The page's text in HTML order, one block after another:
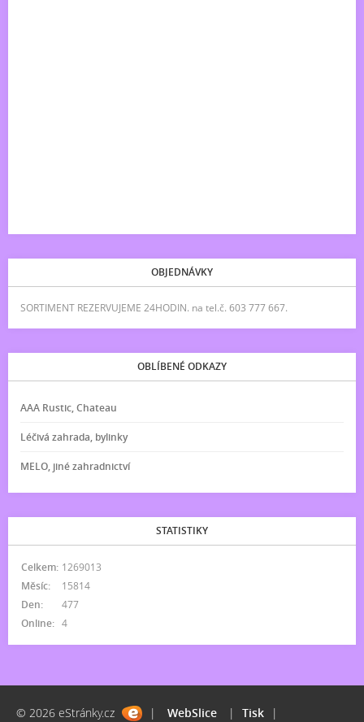
OBJEDNÁVKY
SORTIMENT REZERVUJEME 24HODIN. na tel.č. 603 777 667.
OBLÍBENÉ ODKAZY
AAA Rustic, Chateau
Léčivá zahrada, bylinky
MELO, jiné zahradnictví
STATISTIKY
Online: 4
Celkem: 1269013
Měsíc:
15814
Den:
477
© 2026 eStránky.cz | WebSlice | Tisk |